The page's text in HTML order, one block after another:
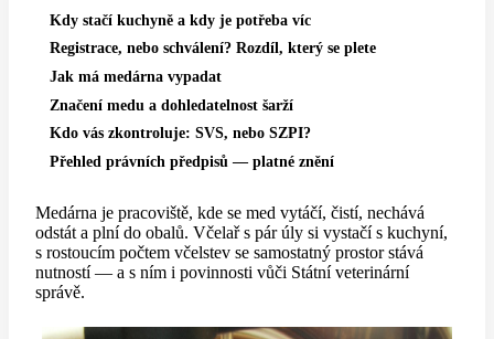
Kdy stačí kuchyně a kdy je potřeba víc
Registrace, nebo schválení? Rozdíl, který se plete
Jak má medárna vypadat
Značení medu a dohledatelnost šarží
Kdo vás zkontroluje: SVS, nebo SZPI?
Přehled právních předpisů — platné znění
Medárna je pracoviště, kde se med vytáčí, čistí, nechává
odstát a plní do obalů. Včelař s pár úly si vystačí s kuchyní,
s rostoucím počtem včelstev se samostatný prostor stává
nutností — a s ním i povinnosti vůči Státní veterinární
správě.